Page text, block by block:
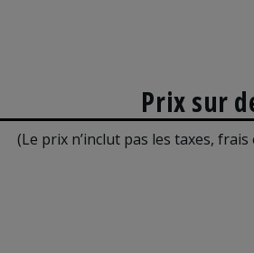
Prix sur
(Le prix n’inclut pas les taxes,